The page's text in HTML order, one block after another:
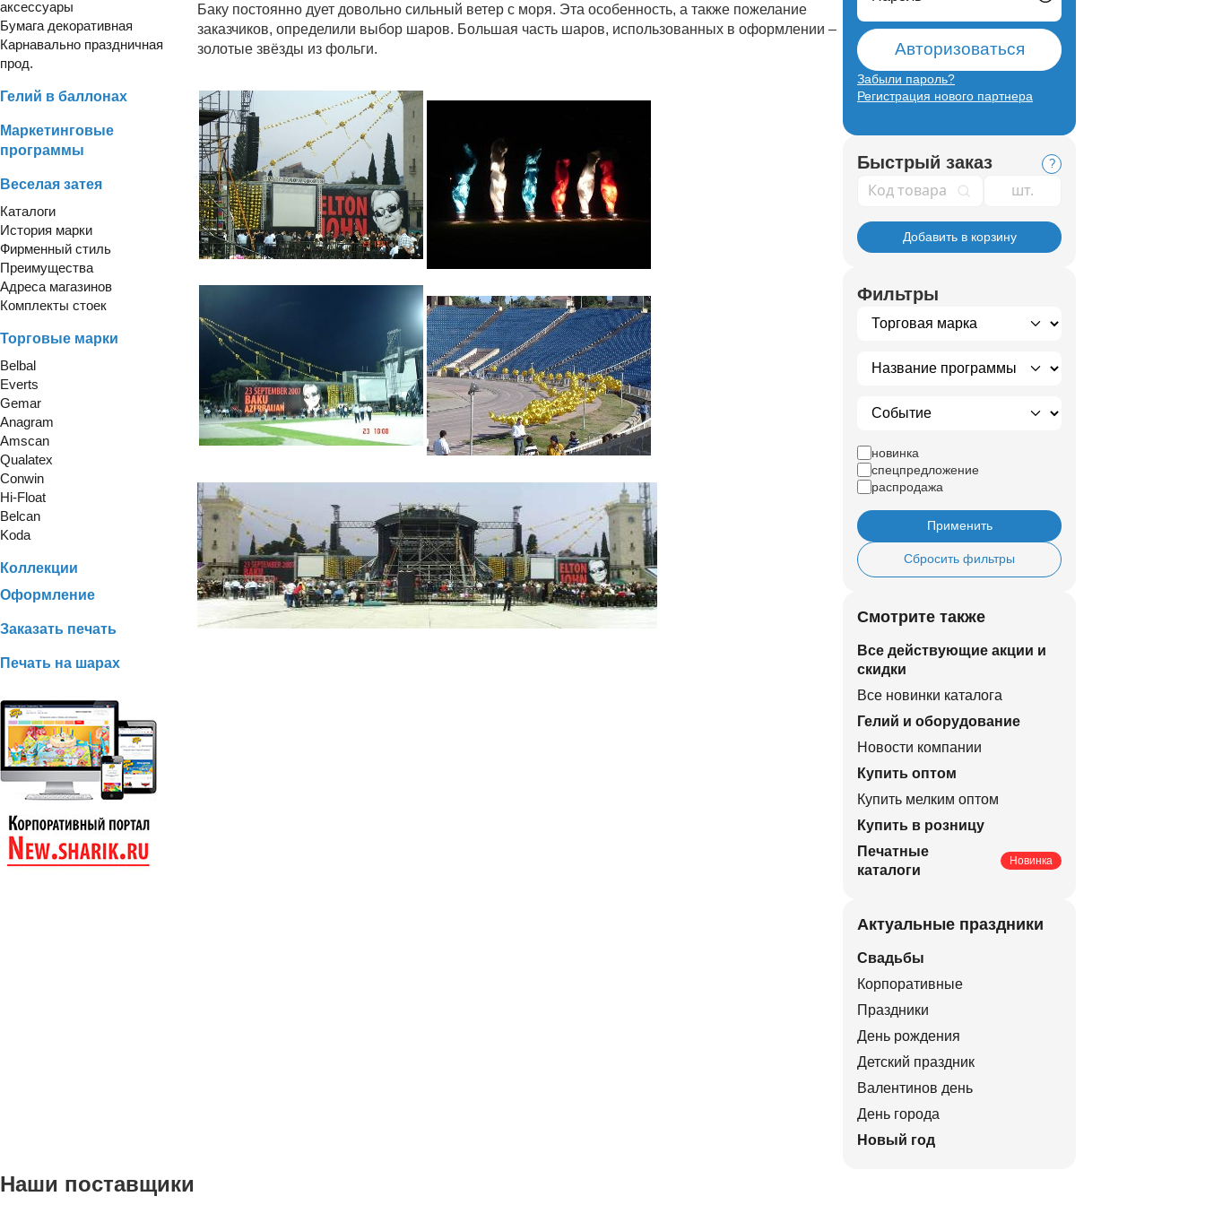
аксессуары
Бумага декоративная
Карнавально праздничная
прод.
Гелий в баллонах
Маркетинговые
программы
Веселая затея
Каталоги
История марки
Фирменный стиль
Преимущества
Адреса магазинов
Комплекты стоек
Торговые марки
Belbal
Everts
Gemar
Anagram
Amscan
Qualatex
Conwin
Hi-Float
Belcan
Koda
Коллекции
Оформление
Заказать печать
Печать на шарах
Баку постоянно дует довольно сильный ветер с моря. Эта особенность, а также пожелание
заказчиков, определили выбор шаров. Большая часть шаров, использованных в оформлении –
золотые звёзды из фольги.
Авторизоваться
Забыли пароль?
Регистрация нового партнера
Быстрый заказ ?
Код товара
Добавить в корзину
Фильтры
новинка
спецпредложение
распродажа
Применить
Сбросить фильтры
Смотрите также
Все действующие акции и
скидки
Все новинки каталога
Гелий и оборудование
Новости компании
Купить оптом
Купить мелким оптом
Купить в розницу
Печатные
каталоги
Новинка
Актуальные праздники
Свадьбы
Корпоративные
Праздники
День рождения
Детский праздник
Валентинов день
День города
Новый год
Наши поставщики